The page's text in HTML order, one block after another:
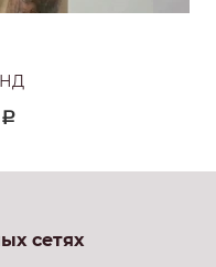
Р
сетях